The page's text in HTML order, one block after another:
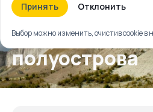
Места силы
полуострова
Принять Отклонить
Выбор можно изменить, очистив cookie в